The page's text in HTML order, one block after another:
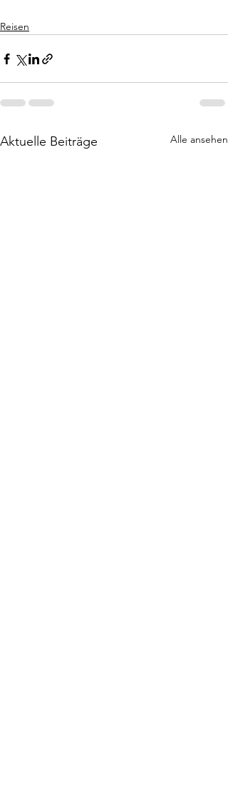
Reisen
Aktuelle Beiträge Alle ansehen